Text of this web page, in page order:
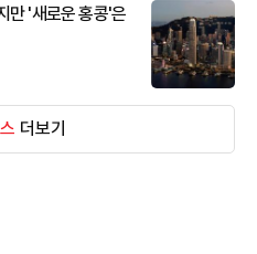
만 '새로운 홍콩'은
더보기